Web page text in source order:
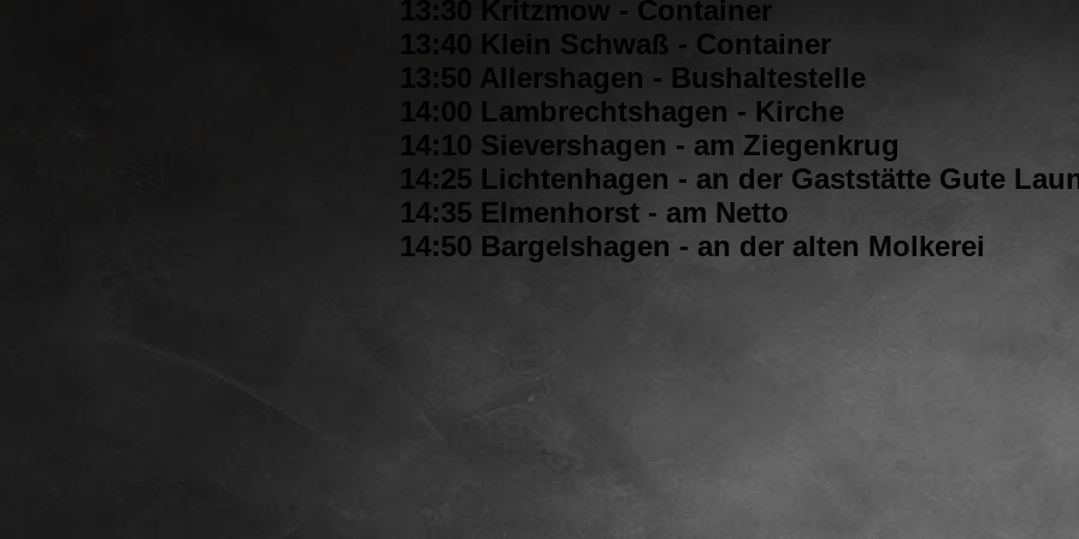
13:30 Kritzmow - Container
13:40 Klein Schwaß - Container
13:50 Allershagen - Bushaltestelle
14:00 Lambrechtshagen - Kirche
14:10 Sievershagen - am Ziegenkrug
14:25 Lichtenhagen - an der Gaststätte Gute
14:35 Elmenhorst - am Netto
14:50 Bargelshagen - an der alten Molkerei